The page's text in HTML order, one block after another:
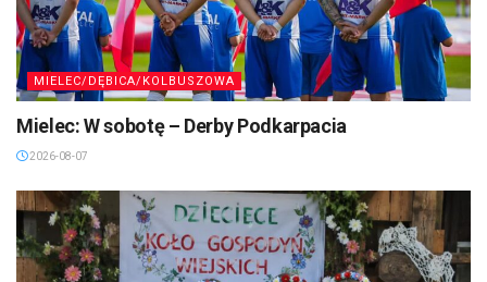
MIELEC/DĘBICA/KOLBUSZOWA
Mielec: W sobotę – Derby Podkarpacia
2026-08-07